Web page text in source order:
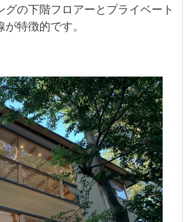
の下階フロアーとプライベート
特徴的です。